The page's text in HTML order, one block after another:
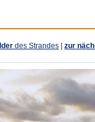
des Strandes zur